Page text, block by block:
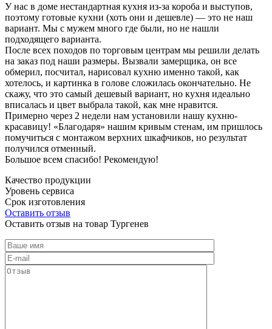
У нас в доме нестандартная кухня из-за короба и выступов,
поэтому готовые кухни (хоть они и дешевле) — это не наш
вариант. Мы с мужем много где были, но не нашли
подходящего варианта.
После всех походов по торговым центрам мы решили делать
на заказ под наши размеры. Вызвали замерщика, он все
обмерил, посчитал, нарисовал кухню именно такой, как
хотелось, и картинка в голове сложилась окончательно. Не
скажу, что это самый дешевый вариант, но кухня идеально
вписалась и цвет выбрала такой, как мне нравится.
Примерно через 2 недели нам установили нашу кухню-
красавицу! «Благодаря» нашим кривым стенам, им пришлось
помучиться с монтажом верхних шкафчиков, но результат
получился отменный.
Большое всем спасибо! Рекомендую!
Качество продукции
Уровень сервиса
Срок изготовления
Оставить отзыв
Оставить отзыв на товар Тургенев